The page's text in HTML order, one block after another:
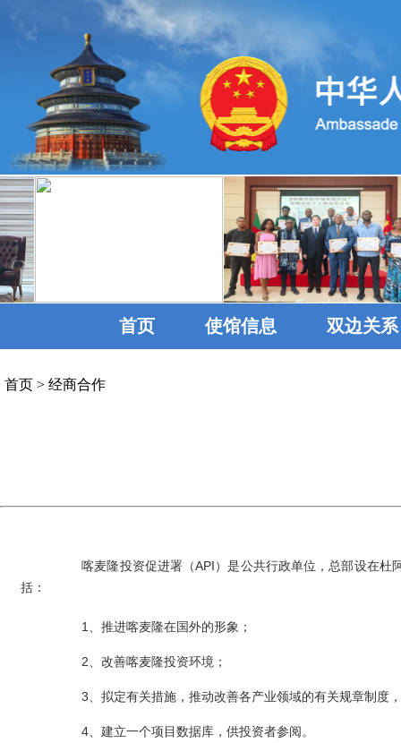
首页 使馆信息 双边关系
首页 > 经商合作
喀麦隆投资促进署（API）是公共行政单位，总部设在杜
括：
1 、推进喀麦隆在国外的形象；
2 、改善喀麦隆投资环境；
3 、拟定有关措施，推动改善各产业领域的有关规章制度
4 、建立一个项目数据库，供投资者参阅。